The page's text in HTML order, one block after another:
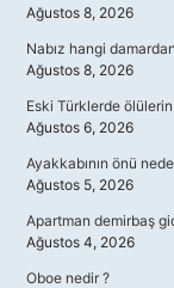
Ağustos 8, 2026
Nabız hangi damardan
Ağustos 8, 2026
Eski Türklerde
Ağustos 6, 2026
Ayakkabının önü
Ağustos 5, 2026
Apartman demirbaş
Ağustos 4, 2026
Oboe nedir ?